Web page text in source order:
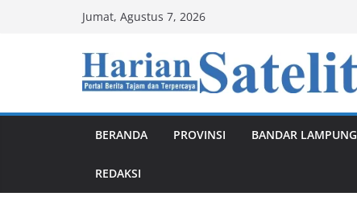
Jumat, Agustus 7, 2026
BERANDA PROVINSI BANDAR LAMPUNG
REDAKSI